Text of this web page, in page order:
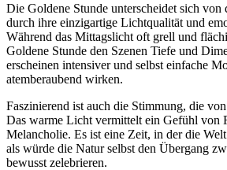
Die Goldene Stunde unterscheidet sich von
durch ihre einzigartige Lichtqualität und
Während das Mittagslicht oft grell und
Goldene Stunde den Szenen Tiefe und
erscheinen intensiver und selbst einfache
atemberaubend wirken.
Faszinierend ist auch die Stimmung, die
Das warme Licht vermittelt ein Gefühl von
Melancholie. Es ist eine Zeit, in der die
als würde die Natur selbst den Übergang
bewusst zelebrieren.